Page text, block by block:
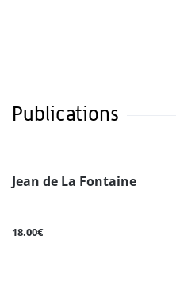
et contribué à deux ouvrages
, préface de
Publications
Jean de La Fontaine
18.00€